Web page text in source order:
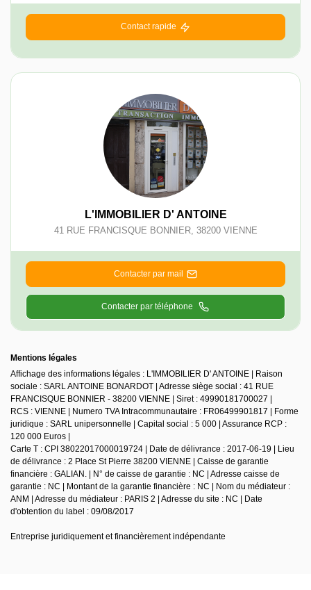
Contact rapide
L'IMMOBILIER D' ANTOINE
41 RUE FRANCISQUE BONNIER, 38200 VIENNE
Contacter par mail
Contacter par téléphone
Mentions légales
Affichage des informations légales : L'IMMOBILIER D' ANTOINE | Raison
sociale : SARL ANTOINE BONARDOT | Adresse siège social : 41 RUE
FRANCISQUE BONNIER - 38200 VIENNE | Siret : 49990181700027 |
RCS : VIENNE | Numero TVA Intracommunautaire : FR06499901817 | Forme
juridique : SARL unipersonnelle | Capital social : 5 000 | Assurance RCP :
120 000 Euros |
Carte T : CPI 38022017000019724 | Date de délivrance : 2017-06-19 | Lieu
de délivrance : 2 Place St Pierre 38200 VIENNE | Caisse de garantie
financière : GALIAN. | N° de caisse de garantie : NC | Adresse caisse de
garantie : NC | Montant de la garantie financière : NC | Nom du médiateur :
ANM | Adresse du médiateur : PARIS 2 | Adresse du site : NC | Date
d'obtention du label : 09/08/2017
Entreprise juridiquement et financièrement indépendante